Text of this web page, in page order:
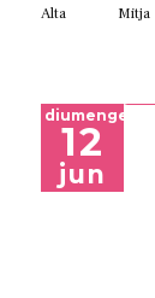
Alta Mitja
diumenge
12
jun